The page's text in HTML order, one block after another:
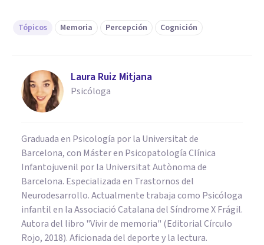
Tópicos Memoria Percepción Cognición
Laura Ruiz Mitjana
Psicóloga
Graduada en Psicología por la Universitat de
Barcelona, con Máster en Psicopatología Clínica
Infantojuvenil por la Universitat Autònoma de
Barcelona. Especializada en Trastornos del
Neurodesarrollo. Actualmente trabaja como Psicóloga
infantil en la Associació Catalana del Síndrome X Frágil.
Autora del libro "Vivir de memoria" (Editorial Círculo
Rojo, 2018). Aficionada del deporte y la lectura.